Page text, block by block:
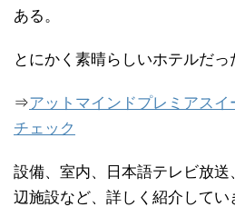
ある。
とにかく素晴らしいホテルだっ
⇒アットマインドプレミアス
チェック
設備、室内、日本語テレビ放送
辺施設など、詳しく紹介してい